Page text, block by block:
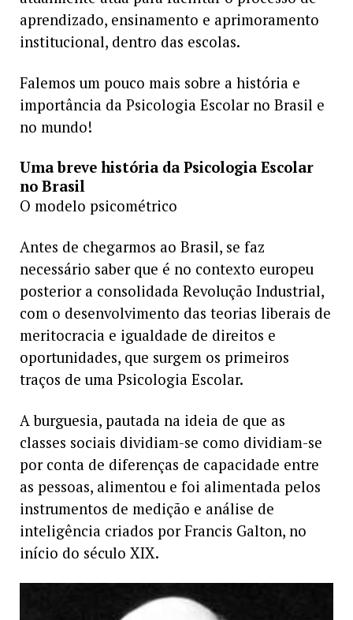
aprendizado, ensinamento e aprimoramento
institucional, dentro das escolas.
Falemos um pouco mais sobre a história e
importância da Psicologia Escolar no Brasil e
no mundo!
Uma breve história da Psicologia Escolar
no Brasil
O modelo psicométrico
Antes de chegarmos ao Brasil, se faz
necessário saber que é no contexto europeu
posterior a consolidada Revolução Industrial,
com o desenvolvimento das teorias liberais de
meritocracia e igualdade de direitos e
oportunidades, que surgem os primeiros
traços de uma Psicologia Escolar.
A burguesia, pautada na ideia de que as
classes sociais dividiam-se como dividiam-se
por conta de diferenças de capacidade entre
as pessoas, alimentou e foi alimentada pelos
instrumentos de medição e análise de
inteligência criados por Francis Galton, no
início do século XIX.